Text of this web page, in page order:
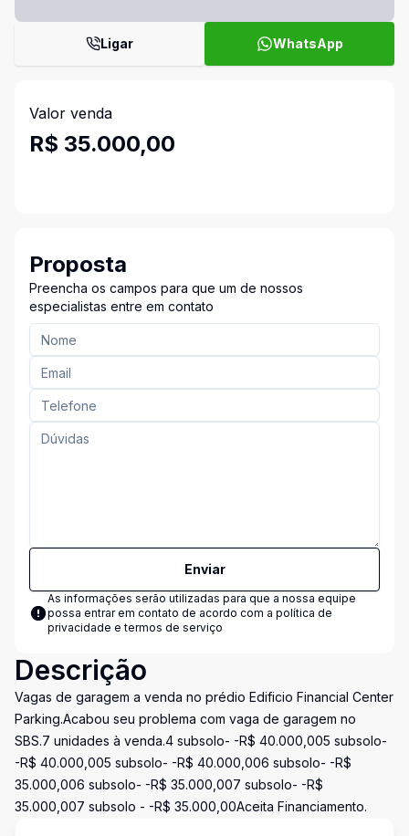
Ligar WhatsApp
Valor venda
R$ 35.000,00
Proposta
Preencha os campos para que um de nossos
especialistas entre em contato
Enviar
As informações serão utilizadas para que a nossa equipe
possa entrar em contato de acordo com a política de
privacidade e termos de serviço
Descrição
Vagas de garagem a venda no prédio Edificio Financial Center
Parking.Acabou seu problema com vaga de garagem no
SBS.7 unidades à venda.4 subsolo- -R$ 40.000,005 subsolo-
-R$ 40.000,005 subsolo- -R$ 40.000,006 subsolo- -R$
35.000,006 subsolo- -R$ 35.000,007 subsolo- -R$
35.000,007 subsolo - -R$ 35.000,00Aceita Financiamento.